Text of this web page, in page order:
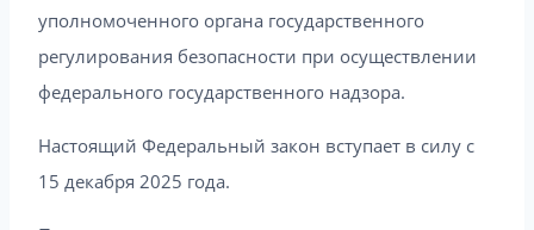
уполномоченного органа государственного
регулирования безопасности при осуществлении
федерального государственного надзора.
Настоящий Федеральный закон вступает в силу с
15 декабря 2025 года.